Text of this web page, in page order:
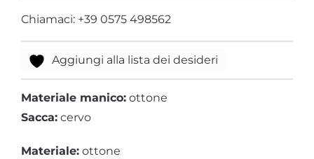
Chiamaci: +39 0575 498562
Aggiungi alla lista dei desideri
Materiale manico: ottone
Sacca: cervo
Materiale: ottone